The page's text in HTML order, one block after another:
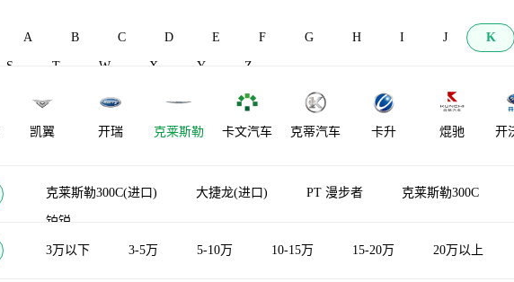
A B C D E F G H I J K
S T W X Y Z
凯翼 开瑞 克莱斯勒 卡文汽车 克蒂汽车 卡升 焜驰 开
KTM
克莱斯勒300C(进口) 大捷龙(进口) PT 漫步者 克莱斯勒300C
铂锐
3万以下 3-5万 5-10万 10-15万 15-20万 20万以上